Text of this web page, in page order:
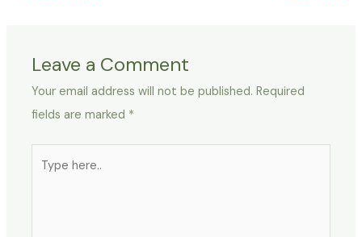
Leave a Comment
Your email address will not be published. Required
fields are marked *